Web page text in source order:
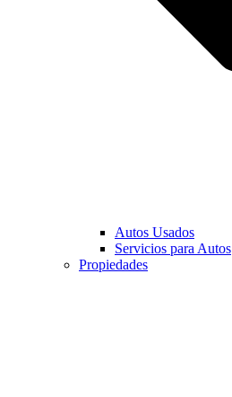
Autos Usados
Servicios para Autos
Propiedades